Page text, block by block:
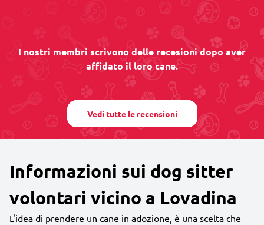
I nostri membri scrivono delle recesioni dopo aver
affidato il loro cane.
Vedi tutte le recensioni
Informazioni sui dog sitter
volontari vicino a Lovadina
L'idea di prendere un cane in adozione, è una scelta che